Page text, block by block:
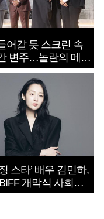
어갈 듯 스크린 속
변주…놀란의 메시
쟁 속죄’
스타’ 배우 김민하,
개막식 사회자